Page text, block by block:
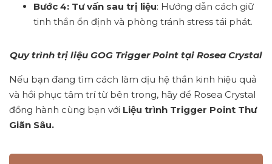
Bước 4: Tư vấn sau trị liệu: Hướng dẫn cách giữ
tinh thần ổn định và phòng tránh stress tái phát.
Quy trình trị liệu GOG Trigger Point tại Rosea Crystal
Nếu bạn đang tìm cách làm dịu hệ thần kinh hiệu quả
và hồi phục tâm trí từ bên trong, hãy để Rosea Crystal
đồng hành cùng bạn với Liệu trình Trigger Point Thư
Giãn Sâu.